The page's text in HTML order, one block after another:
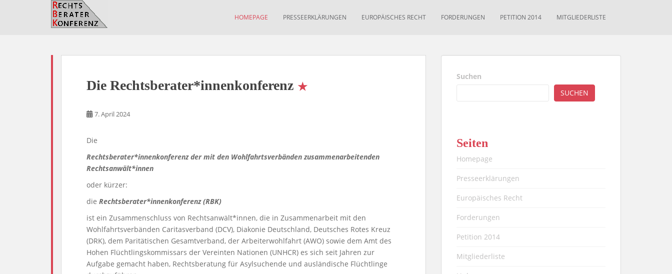
HOMEPAGE PRESSEERKLÄRUNGEN EUROPÄISCHES RECHT FORDERUNGEN PETITION 2014 MITGLIEDERLISTE
Die Rechtsberater*innenkonferenz
7. April 2024
Die
Rechtsberater*innenkonferenz der mit den Wohlfahrtsverbänden zusammenarbeitenden
Rechtsanwält*innen
oder kürzer:
die Rechtsberater*innenkonferenz (RBK)
ist ein Zusam­menschluss von Rechtsanwält*innen, die in Zusammenarbeit mit den
Wohlfahrtsverbänden Caritasverband (DCV), Diakonie Deutschland, Deutsches Rotes Kreuz
(DRK), dem Paritätischen Gesamtverband, der Arbeiterwohlfahrt (AWO) sowie dem Amt des
Hohen Flüchtlingskommissars der Vereinten Nationen (UNHCR) es sich seit Jahren zur
Aufgabe gemacht haben, Rechtsberatung für Asylsuchende und ausländi­sche Flüchtlinge
Suchen
SUCHEN
Seiten
Homepage
Presseerklärungen
Europäisches Recht
Forderungen
Petition 2014
Mitgliederliste